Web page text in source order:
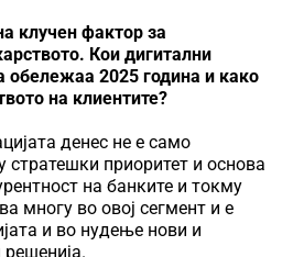
клучен фактор за
Кои дигитални
обележаа 2025 година и како
на клиентите?
денес не е само
стратешки приоритет и основа
на банките и токму
многу во овој сегмент и е
и во нудење нови и